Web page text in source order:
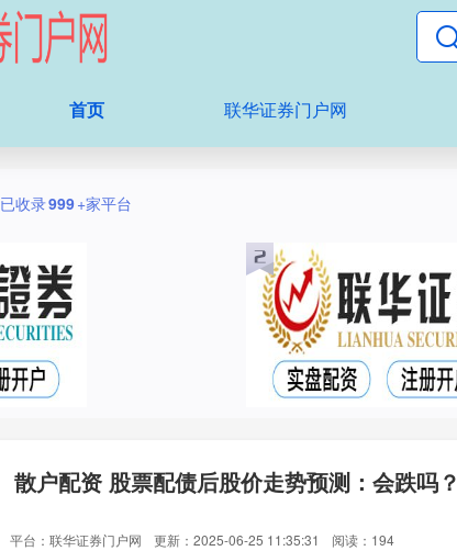
首页 联华证券门户网
已收录999+家平台
散户配资 股票配债后股价走势预测：会跌吗？
平台：联华证券门户网 更新：2025-06-25 11:35:31 阅读：194